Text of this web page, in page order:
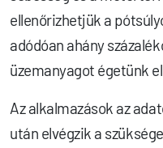
ellenőrizhetjük a
adódóan ahány
üzemanyagot égetünk
Az alkalmazások az
után elvégzik a